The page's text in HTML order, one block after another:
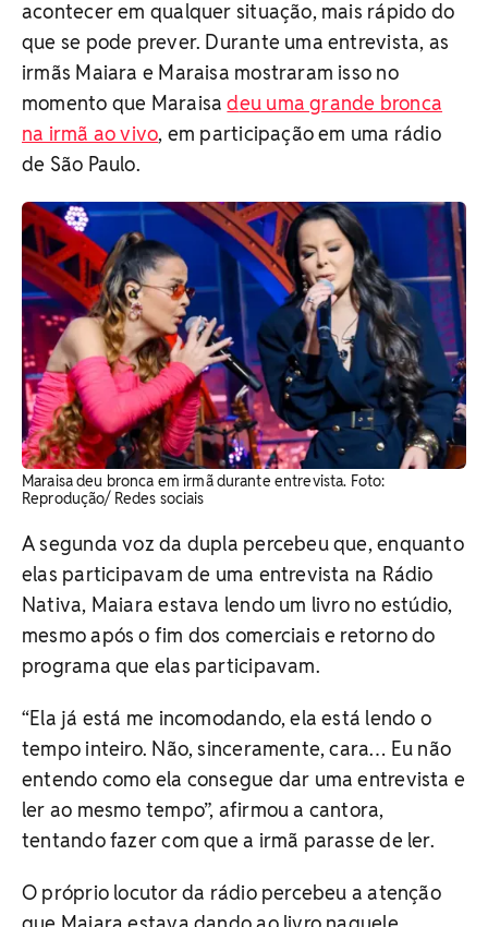
acontecer em qualquer situação, mais rápido do
que se pode prever. Durante uma entrevista, as
irmãs Maiara e Maraisa mostraram isso no
momento que Maraisadeu uma grande bronca
na irmã ao vivo, em participação em uma rádio
de São Paulo.
Maraisa deu bronca em irmã durante entrevista. Foto:
Reprodução/ Redes sociais
A segunda voz da dupla percebeu que, enquanto
elas participavam de uma entrevista na Rádio
Nativa, Maiara estava lendo um livro no estúdio,
mesmo após o fim dos comerciais e retorno do
programa que elas participavam.
“Ela já está me incomodando, ela está lendo o
tempo inteiro. Não, sinceramente, cara… Eu não
entendo como ela consegue dar uma entrevista e
ler ao mesmo tempo”, afirmou a cantora,
tentando fazer com que a irmã parasse de ler.
O próprio locutor da rádio percebeu a atenção